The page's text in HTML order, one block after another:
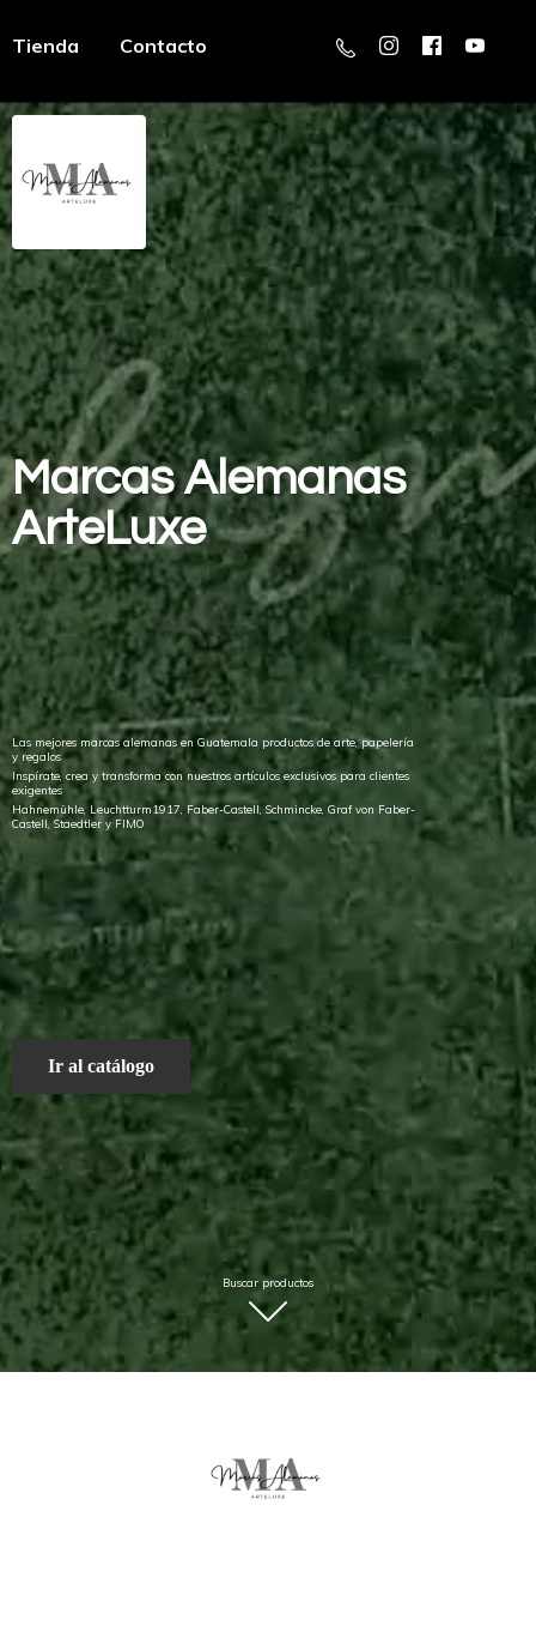
Tienda Contacto
MarcasAlemanas
ArteLuxe
Las mejores marcas alemanas en Guatemala productos de arte, papelería
y regalos
Inspírate, crea y transforma con nuestros artículos exclusivos para clientes
exigentes
Hahnemühle, Leuchtturm1917, Faber-Castell, Schmincke, Graf von Faber-
Castell, Staedtler y FIMO
Ir al catálogo
Buscar productos